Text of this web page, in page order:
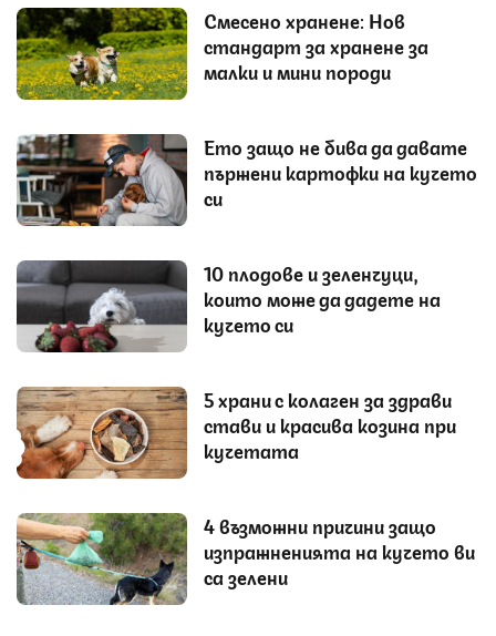
Смесено хранене: Нов
стандарт за хранене за
малки и мини породи
Ето защо не бива да давате
пържени картофки на кучето
си
10 плодове и зеленчуци,
които може да дадете на
кучето си
5 храни с колаген за здрави
стави и красива козина при
кучетата
4 възможни причини защо
изпражненията на кучето ви
са зелени